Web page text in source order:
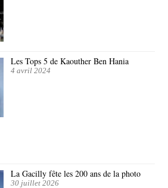
Les Tops 5 de Kaouther Ben Hania
4 avril 2024
La Gacilly fête les 200 ans de la photo
30 juillet 2026